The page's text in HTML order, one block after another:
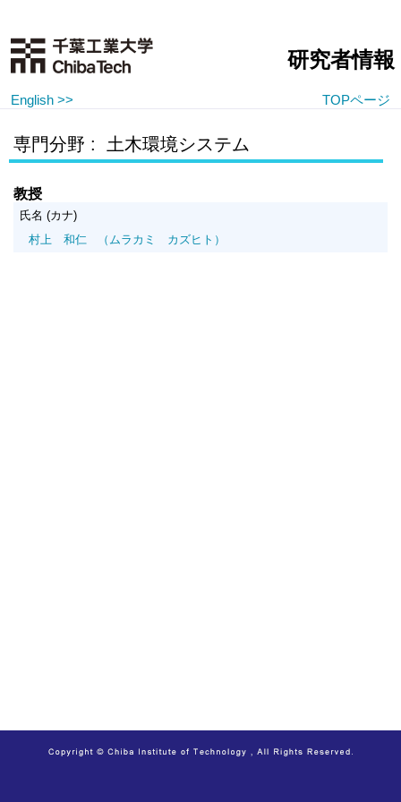
研究者情報
English >> TOPページ
専門分野 : 土木環境システム
教授
氏名 (カナ)
村上 和仁
（ムラカミ カズヒト）